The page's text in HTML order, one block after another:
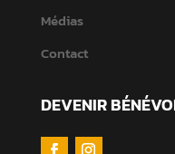
Médias
Contact
DEVENIR